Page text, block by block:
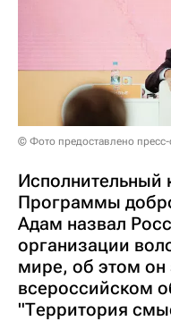
© Фото предоставлено
Исполнительный
Программы
Адам назвал
организации
мире, об этом он
всероссийском
"Территория